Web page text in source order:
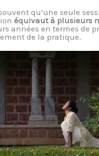
qu’une seule
équivaut à plusieurs
années en termes de
de la pratique.